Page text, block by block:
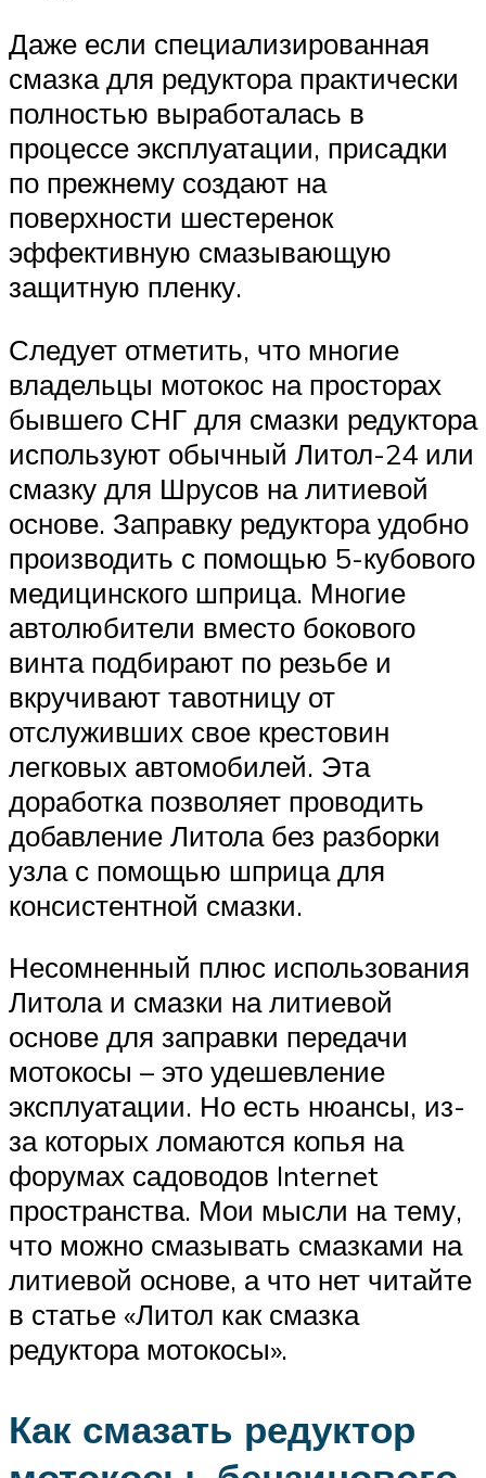
Даже если специализированная
смазка для редуктора практически
полностью выработалась в
процессе эксплуатации, присадки
по прежнему создают на
поверхности шестеренок
эффективную смазывающую
защитную пленку.
Следует отметить, что многие
владельцы мотокос на просторах
бывшего СНГ для смазки редуктора
используют обычный Литол-24 или
смазку для Шрусов на литиевой
основе. Заправку редуктора удобно
производить с помощью 5-кубового
медицинского шприца. Многие
автолюбители вместо бокового
винта подбирают по резьбе и
вкручивают тавотницу от
отслуживших свое крестовин
легковых автомобилей. Эта
доработка позволяет проводить
добавление Литола без разборки
узла с помощью шприца для
консистентной смазки.
Несомненный плюс использования
Литола и смазки на литиевой
основе для заправки передачи
мотокосы – это удешевление
эксплуатации. Но есть нюансы, из-
за которых ломаются копья на
форумах садоводов Internet
пространства. Мои мысли на тему,
что можно смазывать смазками на
литиевой основе, а что нет читайте
в статье «Литол как смазка
редуктора мотокосы».
Как смазать редуктор